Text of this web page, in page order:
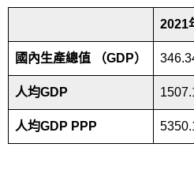
2021
國內生產總值 （GDP）
人均GDP
人均GDP PPP